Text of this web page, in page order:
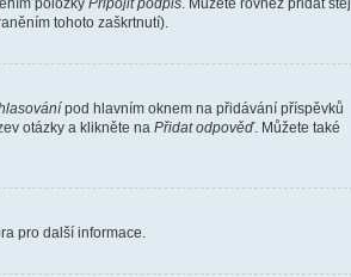
položky Připojit podpis. Můžete rovněž přidat
tohoto zaškrtnutí).
pod hlavním oknem na přidávání příspěvků
otázky a klikněte na Přidat odpověď. Můžete také
pro další informace.